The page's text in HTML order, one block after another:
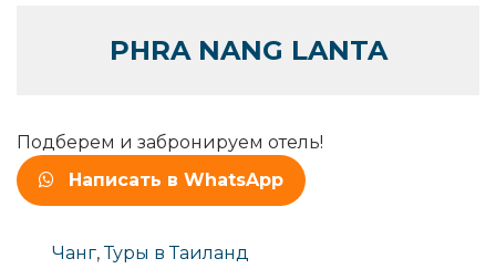
PHRA NANG LANTA
Подберем и забронируем отель!
Написать в WhatsApp
Чанг,Туры в Таиланд